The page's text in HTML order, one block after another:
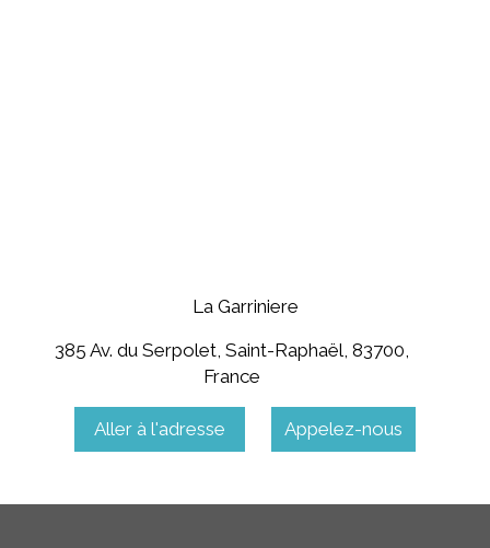
La Garriniere
385 Av. du Serpolet, Saint-Raphaël, 83700,
France
Aller à l'adresse Appelez-nous